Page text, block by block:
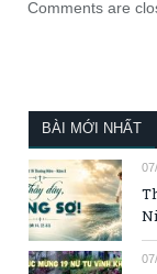
Comments are
BÀI MỚI NHẤT